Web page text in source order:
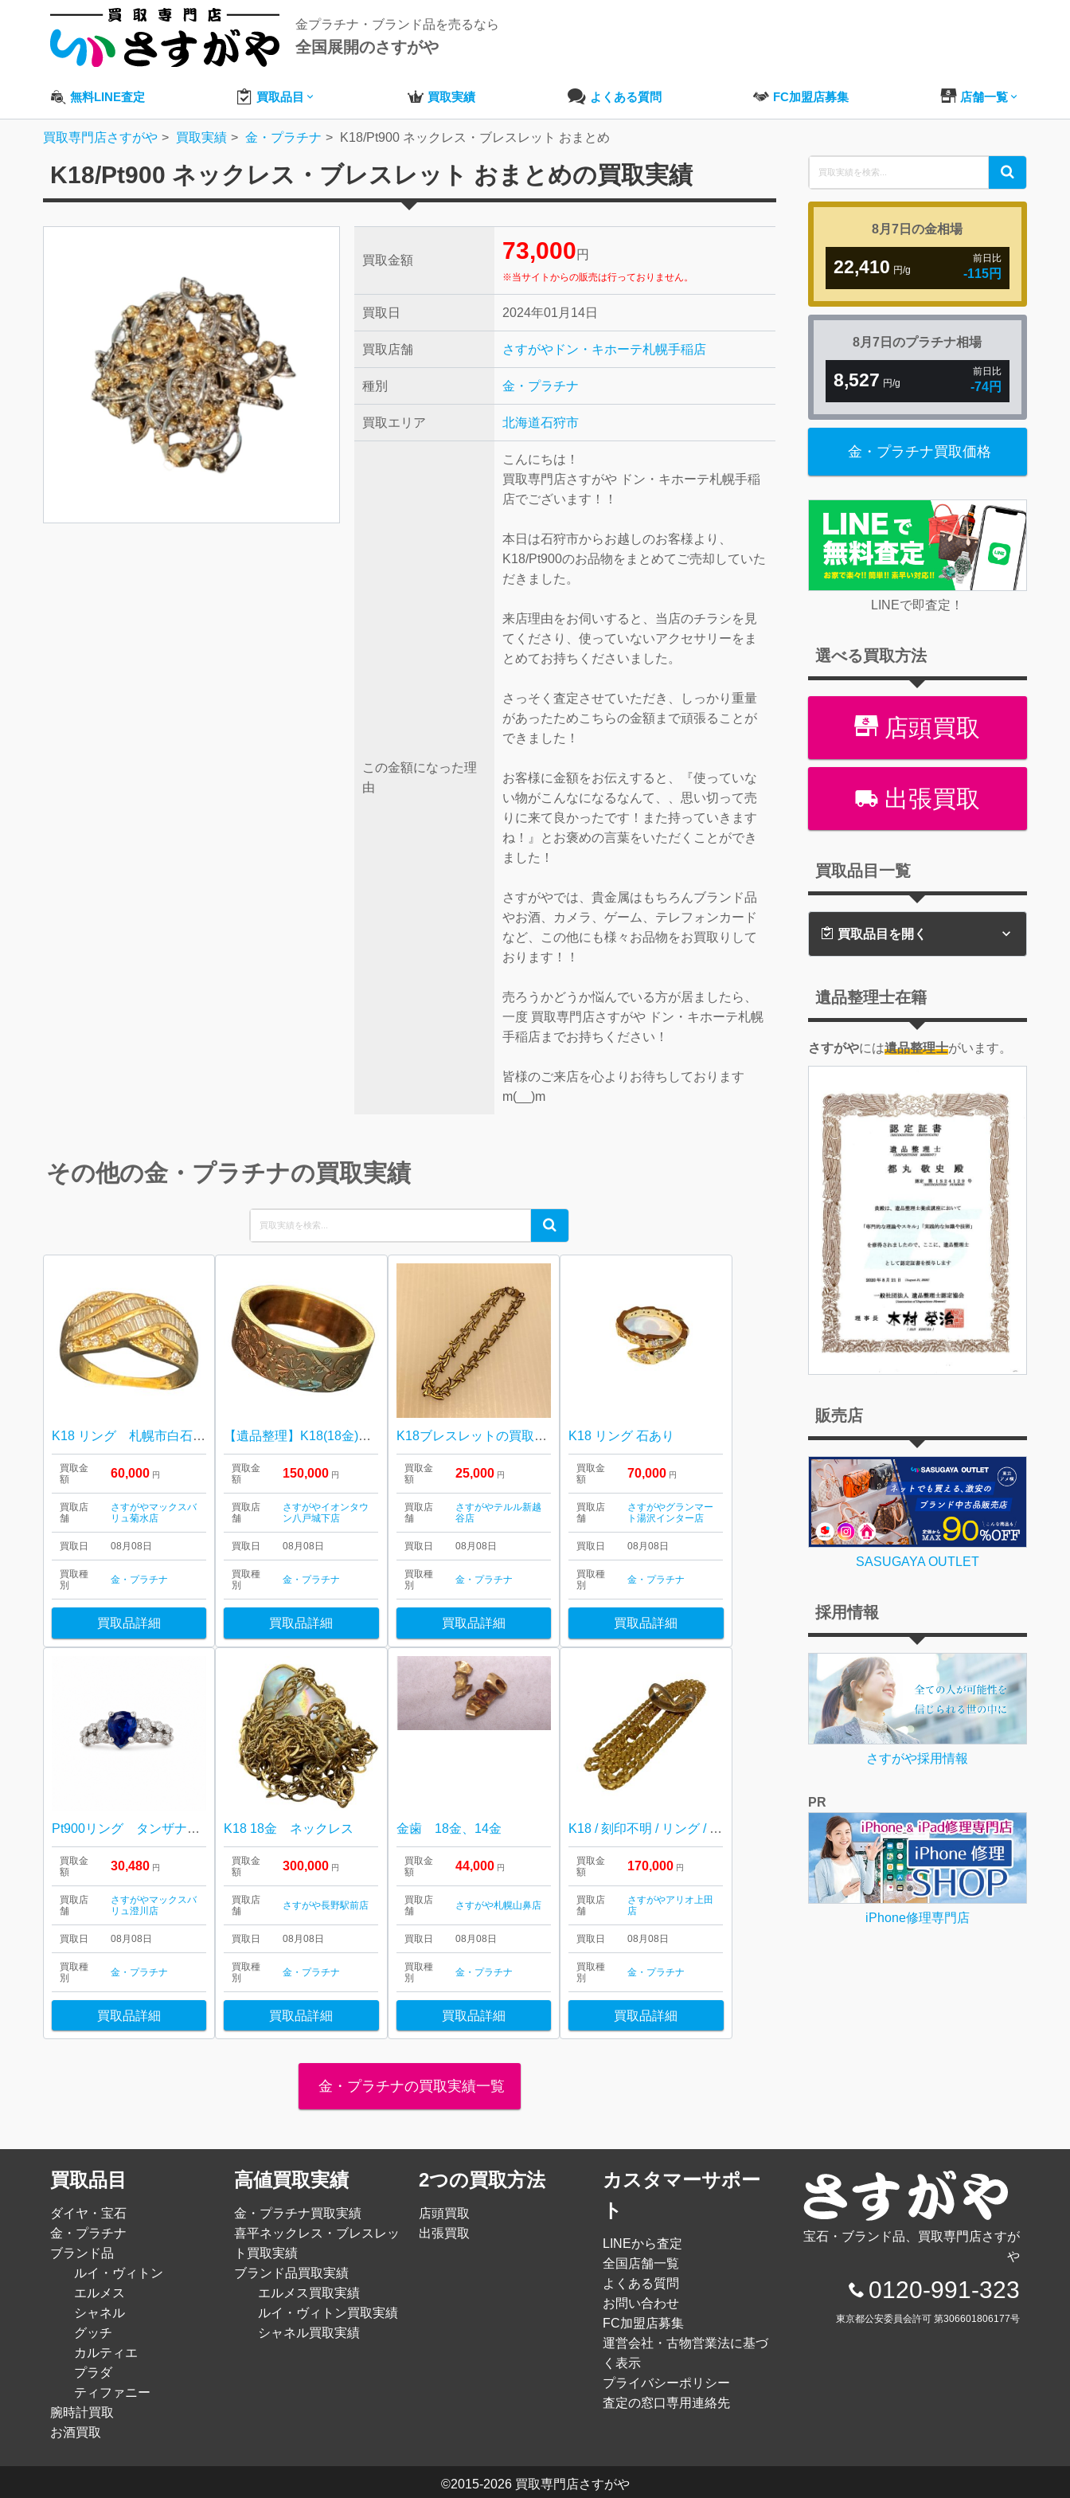
金プラチナ・ブランド品を売るなら
全国展開のさすがや
無料LINE査定 買取品目 買取実績 よくある質問 FC加盟店募集 店舗一覧
買取専門店さすがや 買取実績 金・プラチナ K18/Pt900 ネックレス・ブレスレット おまとめ
K18/Pt900 ネックレス・ブレスレット おまとめの買取実績
買取金額 73,000 円
※当サイトからの販売は行っておりません。
買取日 2024年01月14日
買取店舗 さすがやドン・キホーテ札幌手稲店
種別 金・プラチナ
買取エリア 北海道石狩市
この金額になった理
由
こんにちは！
買取専門店さすがや ドン・キホーテ札幌手稲
店でございます！！
本日は石狩市からお越しのお客様より、
K18/Pt900のお品物をまとめてご売却していた
だきました。
来店理由をお伺いすると、当店のチラシを見
てくださり、使っていないアクセサリーをま
とめてお持ちくださいました。
さっそく査定させていただき、しっかり重量
があったためこちらの金額まで頑張ることが
できました！
お客様に金額をお伝えすると、『使っていな
い物がこんなになるなんて、、思い切って売
りに来て良かったです！また持っていきます
ね！』とお褒めの言葉をいただくことができ
ました！
さすがやでは、貴金属はもちろんブランド品
やお酒、カメラ、ゲーム、テレフォンカード
など、この他にも様々お品物をお買取りして
おります！！
売ろうかどうか悩んでいる方が居ましたら、
一度 買取専門店さすがや ドン・キホーテ札幌
手稲店までお持ちください！
皆様のご来店を心よりお待ちしております
m(__)m
その他の金・プラチナの買取実績
Search
for:
Search
K18 リング 札幌市白石区菊水
買取金
額
60,000 円
買取店
舗
さすがやマックスバ
リュ菊水店
買取日 08月08日
買取種
別
金・プラチナ
買取品詳細
【遺品整理】K18(18金)リング
買取金
額
150,000 円
買取店
舗
さすがやイオンタウ
ン八戸城下店
買取日 08月08日
買取種
別
金・プラチナ
買取品詳細
K18ブレスレットの買取実績
買取金
額
25,000 円
買取店
舗
さすがやテルル新越
谷店
買取日 08月08日
買取種
別
金・プラチナ
買取品詳細
K18 リング 石あり
買取金
額
70,000 円
買取店
舗
さすがやグランマー
ト湯沢インター店
買取日 08月08日
買取種
別
金・プラチナ
買取品詳細
Pt900リング タンザナイト
買取金
額
30,480 円
買取店
舗
さすがやマックスバ
リュ澄川店
買取日 08月08日
買取種
別
金・プラチナ
買取品詳細
K18 18金 ネックレス
買取金
額
300,000 円
買取店
舗
さすがや長野駅前店
買取日 08月08日
買取種
別
金・プラチナ
買取品詳細
金歯 18金、14金
買取金
額
44,000 円
買取店
舗
さすがや札幌山鼻店
買取日 08月08日
買取種
別
金・プラチナ
買取品詳細
K18 / 刻印不明 / リング / チェーン
買取金
額
170,000 円
買取店
舗
さすがやアリオ上田
店
買取日 08月08日
買取種
別
金・プラチナ
買取品詳細
金・プラチナの買取実績一覧
Search
for:
Search
8月7日の金相場
22,410 円/g
前日比
-115円
8月7日のプラチナ相場
8,527 円/g
前日比
-74円
金・プラチナ買取価格
LINEで即査定！
選べる買取方法
店頭買取
出張買取
買取品目一覧
買取品目を開く
遺品整理士在籍
さすがやには遺品整理士がいます。
販売店
SASUGAYA OUTLET
採用情報
さすがや採用情報
PR
iPhone修理専門店
買取品目
ダイヤ・宝石
金・プラチナ
ブランド品
ルイ・ヴィトン
エルメス
シャネル
グッチ
カルティエ
プラダ
ティファニー
腕時計買取
お酒買取
高値買取実績
金・プラチナ買取実績
喜平ネックレス・ブレスレッ
ト買取実績
ブランド品買取実績
エルメス買取実績
ルイ・ヴィトン買取実績
シャネル買取実績
2つの買取方法
店頭買取
出張買取
カスタマーサポー
ト
LINEから査定
全国店舗一覧
よくある質問
お問い合わせ
FC加盟店募集
運営会社・古物営業法に基づ
く表示
プライバシーポリシー
査定の窓口専用連絡先
宝石・ブランド品、買取専門店さすが
や
0120-991-323
東京都公安委員会許可 第306601806177号
©2015-2026 買取専門店さすがや